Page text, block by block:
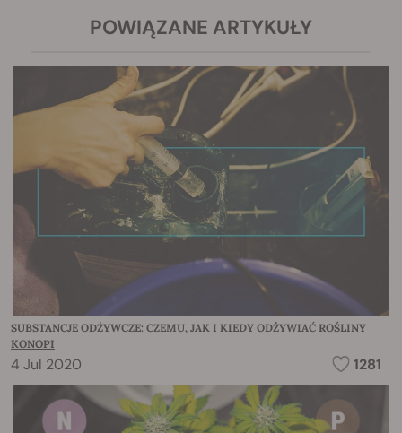
POWIĄZANE ARTYKUŁY
SUBSTANCJE ODŻYWCZE: CZEMU, JAK I KIEDY ODŻYWIAĆ ROŚLINY
KONOPI
4 Jul 2020 1281